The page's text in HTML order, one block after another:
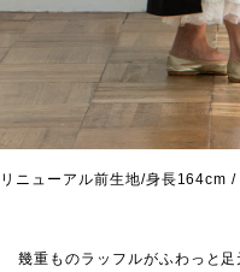
リニューアル前生地/身長164cm /
幾重ものラッフルがふわっと